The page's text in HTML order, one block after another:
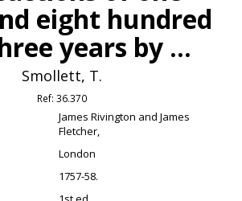
eight hundred
years by ...
Smollett, T.
Ref: 36.370
James Rivington and James
Fletcher,
London
1757-58.